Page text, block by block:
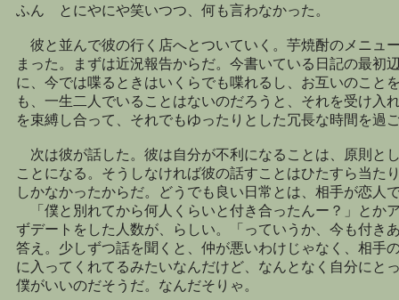
ふん とにやにや笑いつつ、何も言わなかった。
彼と並んで彼の行く店へとついていく。芋焼酎のメニュ
まった。まずは近況報告からだ。今書いている日記の最
に、今では喋るときはいくらでも喋れるし、お互いのこと
も、一生二人でいることはないのだろうと、それを受け
を束縛し合って、それでもゆったりとした冗長な時間を過
次は彼が話した。彼は自分が不利になることは、原則と
ことになる。そうしなければ彼の話すことはひたすら当た
しかなかったからだ。どうでも良い日常とは、相手が恋
「僕と別れてから何人くらいと付き合ったんー？」とか
ずデートをした人数が、らしい。「っていうか、今も付き
答え。少しずつ話を聞くと、仲が悪いわけじゃなく、相手
に入ってくれてるみたいなんだけど、なんとなく自分にと
僕がいいのだそうだ。なんだそりゃ。